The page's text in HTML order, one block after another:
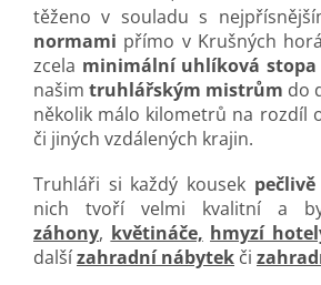
těženo v souladu s
normami přímo v Krušných
zcela minimální uhlíková stopa
našim truhlářským mistrům do
několik málo kilometrů na rozdíl
či jiných vzdálených krajin.
Truhláři si každý kousek
nich tvoří velmi kvalitní a
záhony, květináče, hmyzí
dalšízahradní nábytek či